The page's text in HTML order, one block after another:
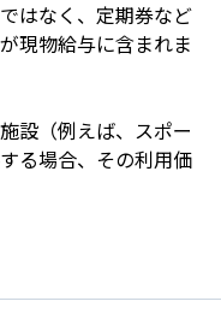
はなく、定期券など
現物給与に含まれま
設（例えば、スポー
る場合、その利用価